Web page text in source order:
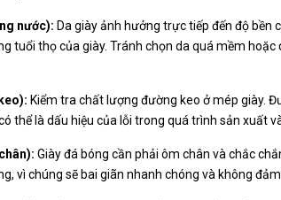
nước): Da giày ảnh hưởng trực tiếp đến độ bền
tuổi thọ của giày. Tránh chọn da quá mềm hoặc
Kiểm tra chất lượng đường keo ở mép giày.
thể là dấu hiệu của lỗi trong quá trình sản xuất
Giày đá bóng cần phải ôm chân và chắc
vì chúng sẽ bai giãn nhanh chóng và không